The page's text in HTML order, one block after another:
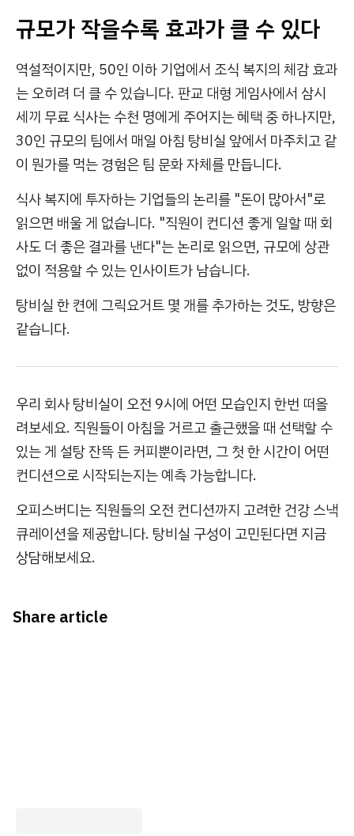
규모가 작을수록 효과가 클 수 있다
역설적이지만, 50인 이하 기업에서 조식 복지의 체감 효과
는 오히려 더 클 수 있습니다. 판교 대형 게임사에서 삼시
세끼 무료 식사는 수천 명에게 주어지는 혜택 중 하나지만,
30인 규모의 팀에서 매일 아침 탕비실 앞에서 마주치고 같
이 뭔가를 먹는 경험은 팀 문화 자체를 만듭니다.
식사 복지에 투자하는 기업들의 논리를 "돈이 많아서"로
읽으면 배울 게 없습니다. "직원이 컨디션 좋게 일할 때 회
사도 더 좋은 결과를 낸다"는 논리로 읽으면, 규모에 상관
없이 적용할 수 있는 인사이트가 남습니다.
탕비실 한 켠에 그릭요거트 몇 개를 추가하는 것도, 방향은
같습니다.
우리 회사 탕비실이 오전 9시에 어떤 모습인지 한번 떠올
려보세요. 직원들이 아침을 거르고 출근했을 때 선택할 수
있는 게 설탕 잔뜩 든 커피뿐이라면, 그 첫 한 시간이 어떤
컨디션으로 시작되는지는 예측 가능합니다.
오피스버디는 직원들의 오전 컨디션까지 고려한 건강 스낵
큐레이션을 제공합니다. 탕비실 구성이 고민된다면 지금
상담해보세요.
Share article